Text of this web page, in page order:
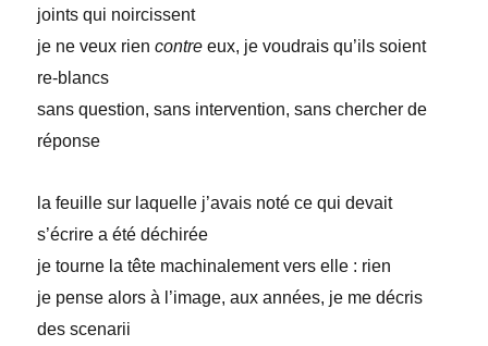
joints qui noircissent
je ne veux riencontre eux, je voudrais qu’ils soient
re-blancs
sans question, sans intervention, sans chercher de
réponse
la feuille sur laquelle j’avais noté ce qui devait
s’écrire a été déchirée
je tourne la tête machinalement vers elle : rien
je pense alors à l’image, aux années, je me décris
des scenarii